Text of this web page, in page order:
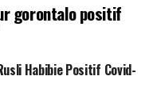
gorontalo positif
Habibie Positif Covid-